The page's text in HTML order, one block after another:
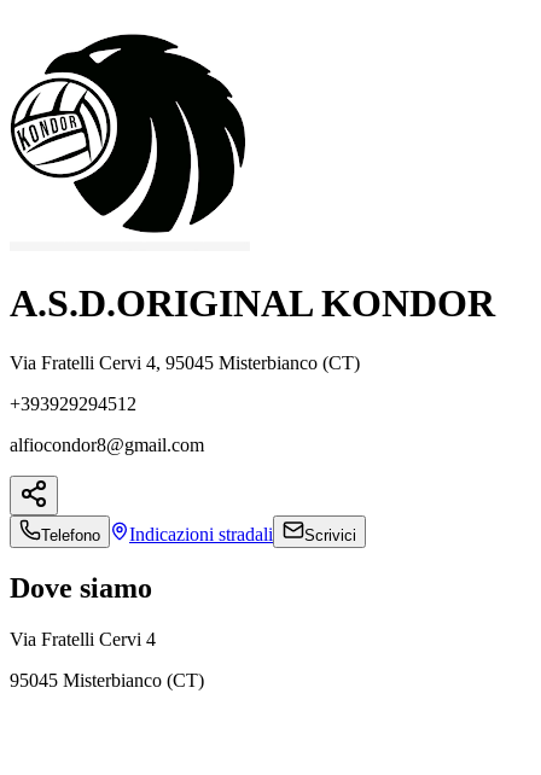
A.S.D.ORIGINAL KONDOR
Via Fratelli Cervi 4, 95045 Misterbianco (CT)
+393929294512
alfiocondor8@gmail.com
Telefono Indicazioni stradali Scrivici
Dove siamo
Via Fratelli Cervi 4
95045 Misterbianco (CT)